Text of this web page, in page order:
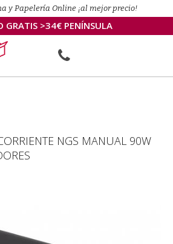
y Papelería Online ¡al mejor precio!
GRATIS >34€ PENÍNSULA
NGS MANUAL 90W